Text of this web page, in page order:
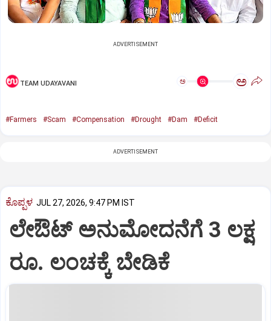
ADVERTISEMENT
TEAM UDAYAVANI ಅ ಅ
#Farmers #Scam #Compensation #Drought #Dam #Deficit
ADVERTISEMENT
ಕೊಪ್ಪಳ JUL 27, 2026, 9:47 PM IST
ಲೇಔಟ್ ಅನುಮೋದನೆಗೆ 3 ಲಕ್ಷ
ರೂ. ಲಂಚಕ್ಕೆ ಬೇಡಿಕೆ